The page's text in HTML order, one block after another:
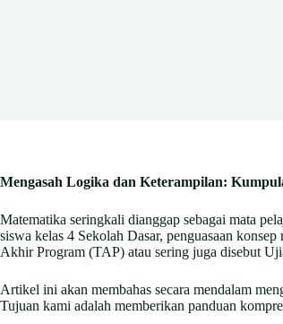
Mengasah Logika dan Keterampilan:
Matematika seringkali dianggap sebagai mata
siswa kelas 4 Sekolah Dasar, penguasaan
Akhir Program (TAP) atau sering juga disebut
Artikel ini akan membahas secara mendalam
Tujuan kami adalah memberikan panduan